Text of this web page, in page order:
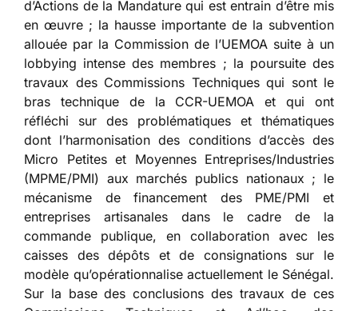
d’Actions de la Mandature qui est entrain d’être mis
en œuvre ; la hausse importante de la subvention
allouée par la Commission de l’UEMOA suite à un
lobbying intense des membres ; la poursuite des
travaux des Commissions Techniques qui sont le
bras technique de la CCR-UEMOA et qui ont
réfléchi sur des problématiques et thématiques
dont l’harmonisation des conditions d’accès des
Micro Petites et Moyennes Entreprises/Industries
(MPME/PMI) aux marchés publics nationaux ; le
mécanisme de financement des PME/PMI et
entreprises artisanales dans le cadre de la
commande publique, en collaboration avec les
caisses des dépôts et de consignations sur le
modèle qu’opérationnalise actuellement le Sénégal.
Sur la base des conclusions des travaux de ces